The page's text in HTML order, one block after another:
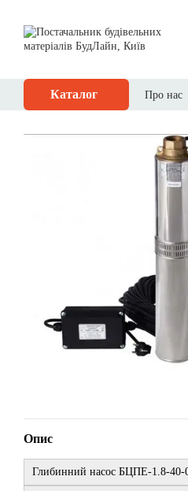
Каталог Про нас
Опис
Глибинний насос БЦПЕ-1.8-40-